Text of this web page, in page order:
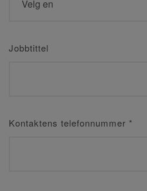
Jobbtittel
Kontaktens telefonnummer *